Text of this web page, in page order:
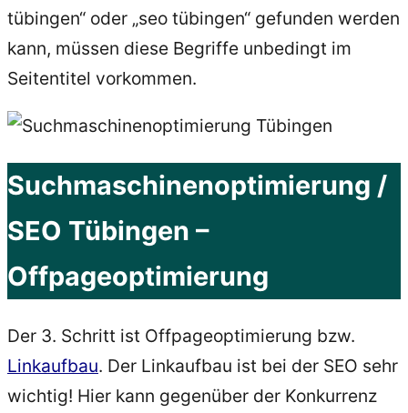
tübingen“ oder „seo tübingen“ gefunden werden
kann, müssen diese Begriffe unbedingt im
Seitentitel vorkommen.
Suchmaschinenoptimierung /
SEO Tübingen –
Offpageoptimierung
Der 3. Schritt ist Offpageoptimierung bzw.
Linkaufbau. Der Linkaufbau ist bei der SEO sehr
wichtig! Hier kann gegenüber der Konkurrenz